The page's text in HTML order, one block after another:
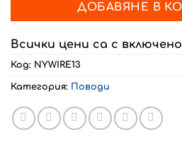
ДОБАВЯНЕ В
Всички цени са с
Код: NYWIRE13
Категория: Поводи